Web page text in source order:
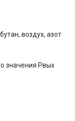
воздух, азот
значения Рвых